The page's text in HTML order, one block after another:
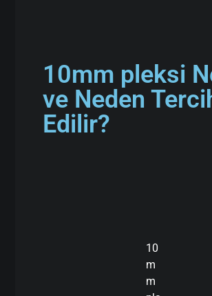
10mm pleksi
ve Neden
Edilir?
10
m
m